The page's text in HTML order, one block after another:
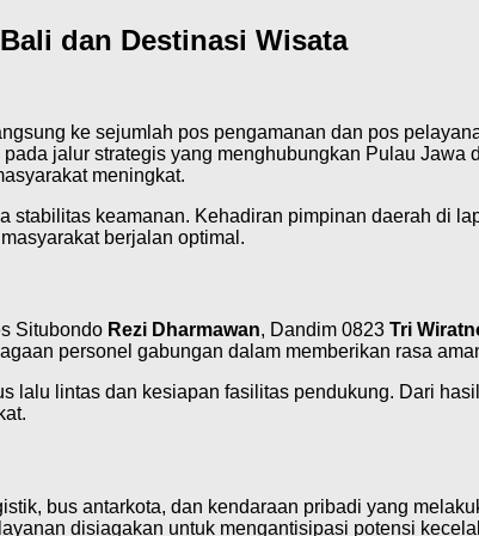
dan Destinasi Wisata
ke sejumlah pos pengamanan dan pos
jalur strategis yang menghubungkan Pulau Jawa
meningkat.
keamanan. Kehadiran pimpinan daerah di
berjalan optimal.
Situbondo Rezi Dharmawan, Dandim 0823 Tri
personel gabungan dalam memberikan rasa
lalu lintas dan kesiapan fasilitas pendukung. Dari
bus antarkota, dan kendaraan pribadi yang
disiagakan untuk mengantisipasi potensi